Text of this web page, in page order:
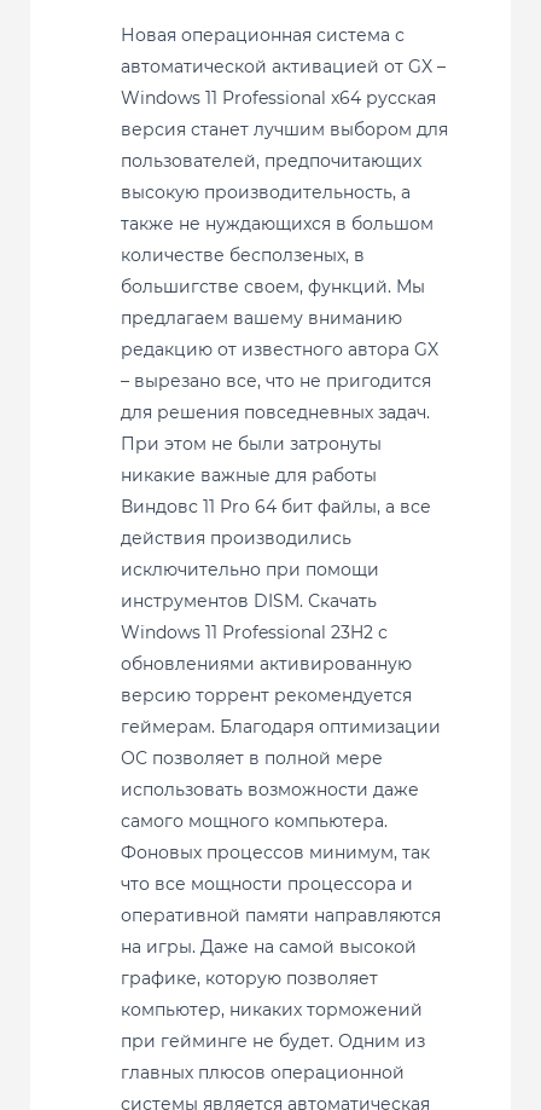
Новая операционная система с
автоматической активацией от GX –
Windows 11 Professional x64 русская
версия станет лучшим выбором для
пользователей, предпочитающих
высокую производительность, а
также не нуждающихся в большом
количестве бесползеных, в
большигстве своем, функций. Мы
предлагаем вашему вниманию
редакцию от известного автора GX
– вырезано все, что не пригодится
для решения повседневных задач.
При этом не были затронуты
никакие важные для работы
Виндовс 11 Pro 64 бит файлы, а все
действия производились
исключительно при помощи
инструментов DISM. Скачать
Windows 11 Professional 23H2 с
обновлениями активированную
версию торрент рекомендуется
геймерам. Благодаря оптимизации
ОС позволяет в полной мере
использовать возможности даже
самого мощного компьютера.
Фоновых процессов минимум, так
что все мощности процессора и
оперативной памяти направляются
на игры. Даже на самой высокой
графике, которую позволяет
компьютер, никаких торможений
при гейминге не будет. Одним из
главных плюсов операционной
системы является автоматическая